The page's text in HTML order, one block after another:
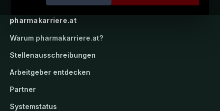
pharmakarriere.at
Warum pharmakarriere.at?
Stellenausschreibungen
Arbeitgeber entdecken
Partner
Systemstatus